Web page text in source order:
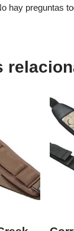
hay preguntas